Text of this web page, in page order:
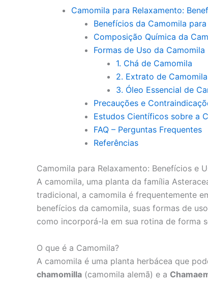
Camomila para Relaxamento:
Benefícios da Camomila
Composição Química da
Formas de Uso da Camomila
1. Chá de Camomila
2. Extrato de Camomila
3. Óleo Essencial de
Precauções e
Estudos Científicos sobre a
FAQ – Perguntas Frequentes
Referências
Camomila para Relaxamento: Benefícios e
A camomila, uma planta da família
tradicional, a camomila é frequentemente
benefícios da camomila, suas formas de
como incorporá-la em sua rotina de forma
O que é a Camomila?
A camomila é uma planta herbácea que
chamomilla (camomila alemã) e a